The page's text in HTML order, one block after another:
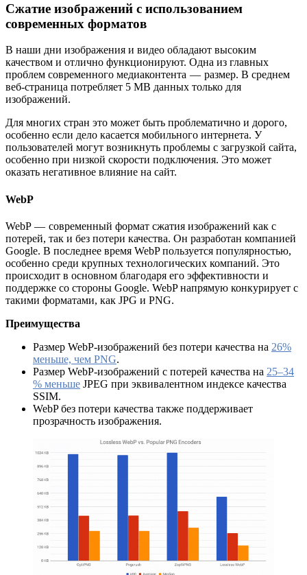
Сжатие изображений с использованием
современных форматов
В наши дни изображения и видео обладают высоким
качеством и отлично функционируют. Одна из главных
проблем современного медиаконтента — размер. В среднем
веб-страница потребляет 5 MB данных только для
изображений.
Для многих стран это может быть проблематично и дорого,
особенно если дело касается мобильного интернета. У
пользователей могут возникнуть проблемы с загрузкой сайта,
особенно при низкой скорости подключения. Это может
оказать негативное влияние на сайт.
WebP
WebP — современный формат сжатия изображений как с
потерей, так и без потери качества. Он разработан компанией
Google. В последнее время WebP пользуется популярностью,
особенно среди крупных технологических компаний. Это
происходит в основном благодаря его эффективности и
поддержке со стороны Google. WebP напрямую конкурирует с
такими форматами, как JPG и PNG.
Преимущества
Размер WebP-изображений без потери качества на 26%
меньше, чем PNG.
Размер WebP-изображений с потерей качества на 25–34
% меньше JPEG при эквивалентном индексе качества
SSIM.
WebP без потери качества также поддерживает
прозрачность изображения.